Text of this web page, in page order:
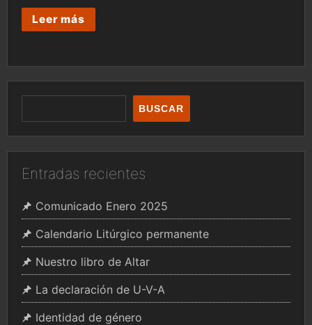
Leer más
BUSCAR
Entradas recientes
Comunicado Enero 2025
Calendario Litúrgico permanente
Nuestro libro de Altar
La declaración de U-V-A
Identidad de género